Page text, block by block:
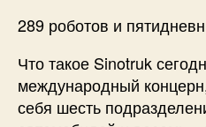
289 роботов и
Что такое Sinotruk
международный
себя шесть